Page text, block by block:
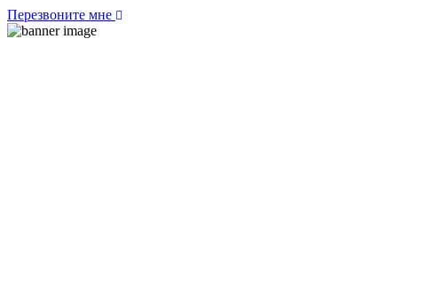
Перезвоните мне